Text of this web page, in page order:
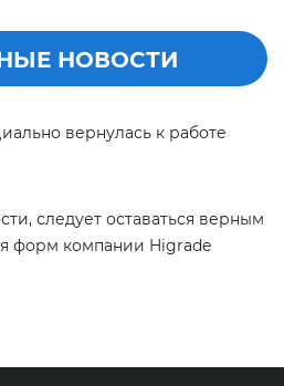
НОВОСТИ
вернулась к работе
следует оставаться верным
форм компании Higrade